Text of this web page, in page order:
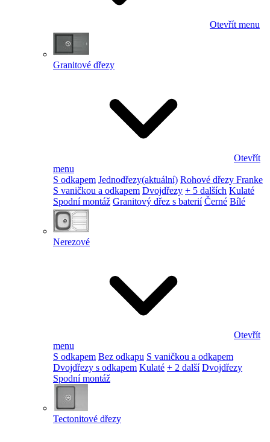
Otevřít menu
Granitové dřezy
Otevřít
menu
S odkapem Jednodřezy(aktuální) Rohové dřezy Franke
S vaničkou a odkapem Dvojdřezy + 5 dalších Kulaté
Spodní montáž Granitový dřez s baterií Černé Bílé
Nerezové
Otevřít
menu
S odkapem Bez odkapu S vaničkou a odkapem
Dvojdřezy s odkapem Kulaté + 2 další Dvojdřezy
Spodní montáž
Tectonitové dřezy